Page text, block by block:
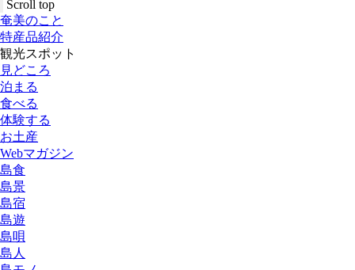
Scroll top
奄美のこと
特産品紹介
観光スポット
見どころ
泊まる
食べる
体験する
お土産
Webマガジン
島食
島景
島宿
島遊
島唄
島人